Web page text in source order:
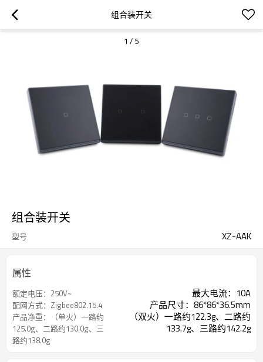
组合装开关
1 / 5
组合装开关
型号 XZ-AAK
属性
额定电压：250V~ 最大电流：10A
配网方式：Zigbee802.15.4 产品尺寸：86*86*36.5mm
产品净重：（单火）一路约
125.0g、二路约130.0g、三
路约138.0g
（双火）一路约122.3g、二路约
133.7g、三路约142.2g